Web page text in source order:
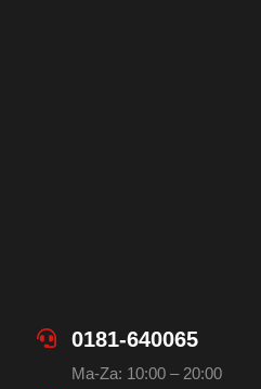
0181-640065
Ma-Za: 10:00 – 20:00